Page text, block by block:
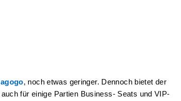
, noch etwas geringer. Dennoch bietet der
für einige Partien Business- Seats und VIP-